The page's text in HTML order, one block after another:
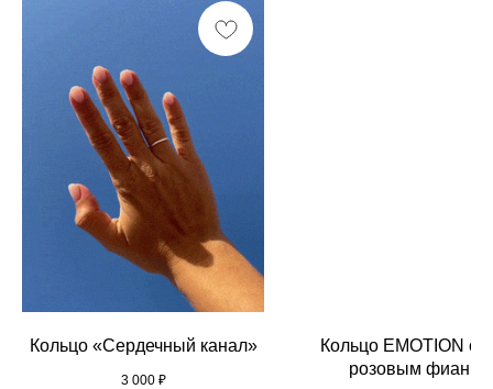
Кольцо «Сердечный канал»
3 000 ₽
Кольцо EMOTION с
розовым